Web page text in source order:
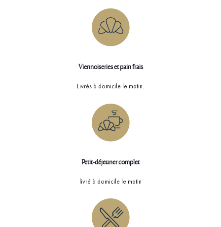
Viennoiseries et pain frais
Livrés à domicile le matin.
Petit-déjeuner complet
livré à domicile le matin